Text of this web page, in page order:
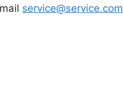
service@service.com